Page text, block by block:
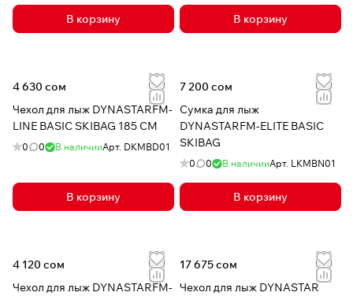
В корзину В корзину
4 630 сом
Чехол для лыж DYNASTARFM-
LINE BASIC SKIBAG 185 CM
0 0 В наличииАрт. DKMBD01
В корзину
7 200 сом
Сумка для лыж
DYNASTARFM-ELITE BASIC
SKIBAG
0 0 В наличииАрт. LKMBN01
В корзину
4 120 сом
Чехол для лыж DYNASTARFM-
17 675 сом
Чехол для лыж DYNASTAR